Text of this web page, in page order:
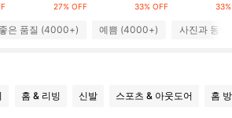
팔로워
27% OFF 33% OFF
좋은 품질 (4000+) 예쁨 (4000+) 사진과 동
홈 & 리빙 신발 스포츠 & 아웃도어 홈